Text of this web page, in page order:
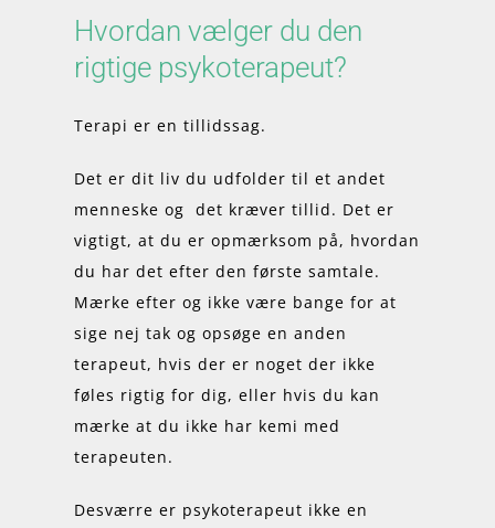
Hvordan vælger du den
rigtige psykoterapeut?
Terapi er en tillidssag.
Det er dit liv du udfolder til et andet
menneske og det kræver tillid. Det er
vigtigt, at du er opmærksom på, hvordan
du har det efter den første samtale.
Mærke efter og ikke være bange for at
sige nej tak og opsøge en anden
terapeut, hvis der er noget der ikke
føles rigtig for dig, eller hvis du kan
mærke at du ikke har kemi med
terapeuten.
Desværre er psykoterapeut ikke en